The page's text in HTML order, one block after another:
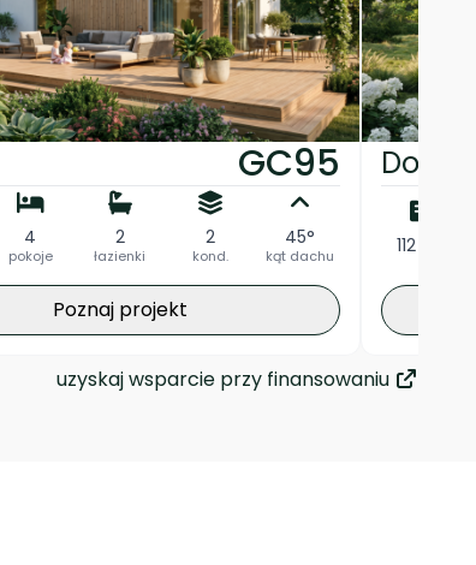
GC95
4
pokoje
2
łazienki
2
kond.
45°
kąt dachu
Poznaj projekt
Dom
112 m²
uzyskaj wsparcie przy finansowaniu